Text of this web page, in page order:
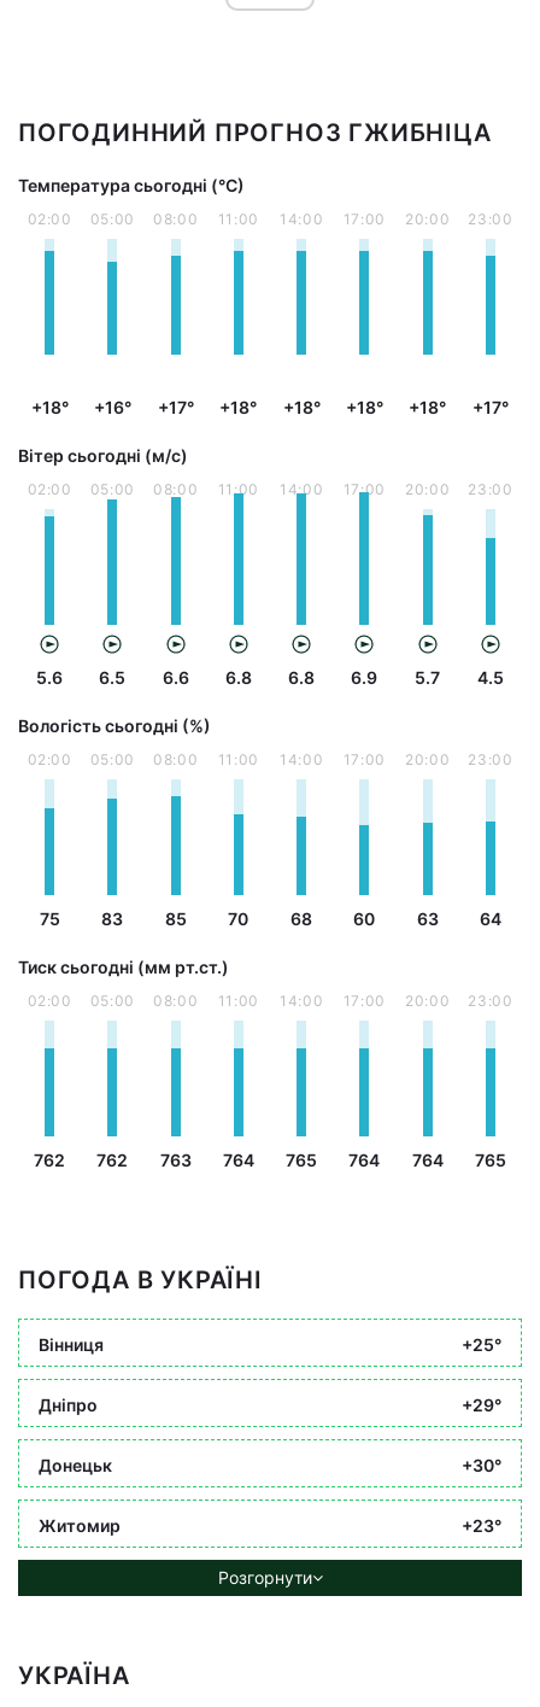
ПОГОДИННИЙ ПРОГНОЗ ГЖИБНІЦА
Температура сьогодні (°С)
02:00
+18°
05:00
+16°
08:00
+17°
11:00
+18°
14:00
+18°
17:00
+18°
20:00
+18°
23:00
+17°
Вітер сьогодні (м/с)
02:00
5.6
05:00
6.5
08:00
6.6
11:00
6.8
14:00
6.8
17:00
6.9
20:00
5.7
23:00
4.5
Вологість сьогодні (%)
02:00
75
05:00
83
08:00
85
11:00
70
14:00
68
17:00
60
20:00
63
23:00
64
Тиск сьогодні (мм рт.ст.)
02:00
762
05:00
762
08:00
763
11:00
764
14:00
765
17:00
764
20:00
764
23:00
765
ПОГОДА В УКРАЇНІ
Вінниця +25°
Дніпро +29°
Донецьк +30°
Житомир +23°
Розгорнути
УКРАЇНА